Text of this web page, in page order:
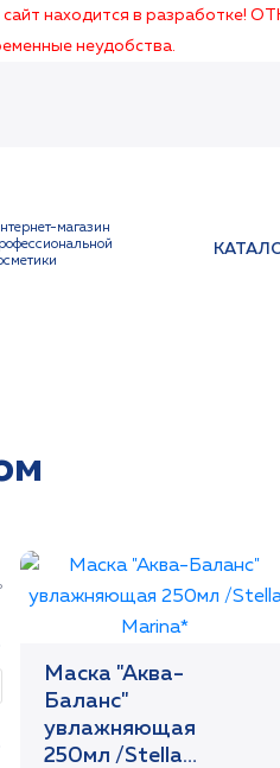
находится в разработке!
неудобства.
магазин
Маска "Аква-
Баланс"
увлажняющая
250мл /Stella